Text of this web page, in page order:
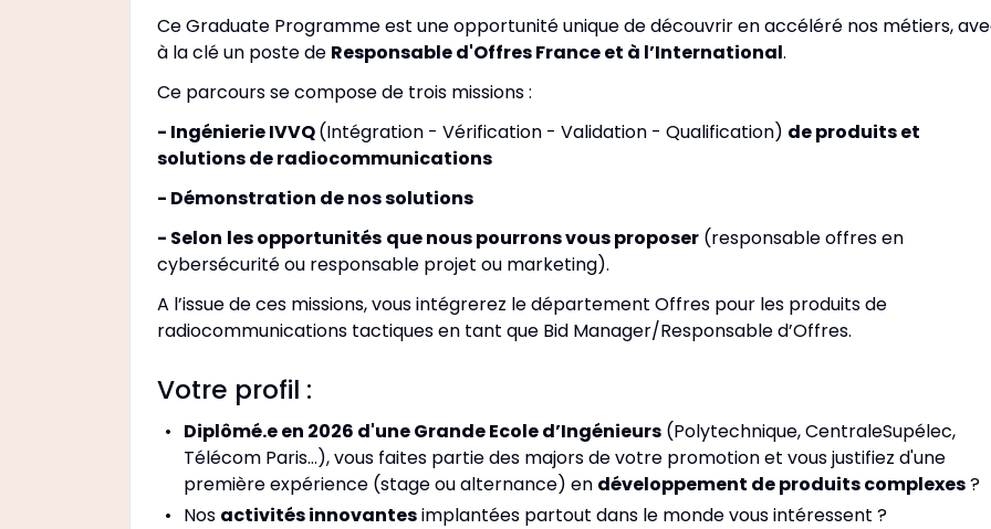
Ce Graduate Programme est une opportunité unique de découvrir en accéléré nos métiers,
à la clé un poste de Responsable d'Offres France et à l’International.
Ce parcours se compose de trois missions :
- Ingénierie IVVQ(Intégration - Vérification - Validation - Qualification) de produits et
solutions de radiocommunications
- Démonstration de nos solutions
- Selon les opportunités que nous pourrons vous proposer (responsable offres en
cybersécurité ou responsable projet ou marketing).
A l’issue de ces missions, vous intégrerez le département Offres pour les produits de
radiocommunications tactiques en tant que Bid Manager/Responsable d’Offres.
Votre profil :
Diplômé.e en 2026 d'une Grande Ecole d’Ingénieurs(Polytechnique, CentraleSupélec,
Télécom Paris…), vous faites partie des majors de votre promotion et vous justifiez d'une
première expérience (stage ou alternance) en développement de produits complexes?
Nos activités innovantesimplantées partout dans le monde vous intéressent ?